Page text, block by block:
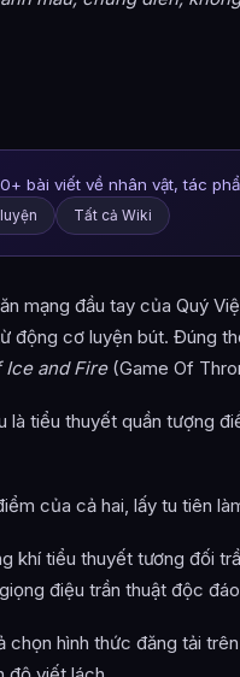
bài viết về nhân vật, tác
Tất cả Wiki
mạng đầu tay của Quý
động cơ luyện bút. Đúng
Ice and Fire(Game Of
tiểu thuyết quần tượng
của cả hai, lấy tu tiên
khí tiểu thuyết tương đối
điệu trần thuật độc
chọn hình thức đăng tải